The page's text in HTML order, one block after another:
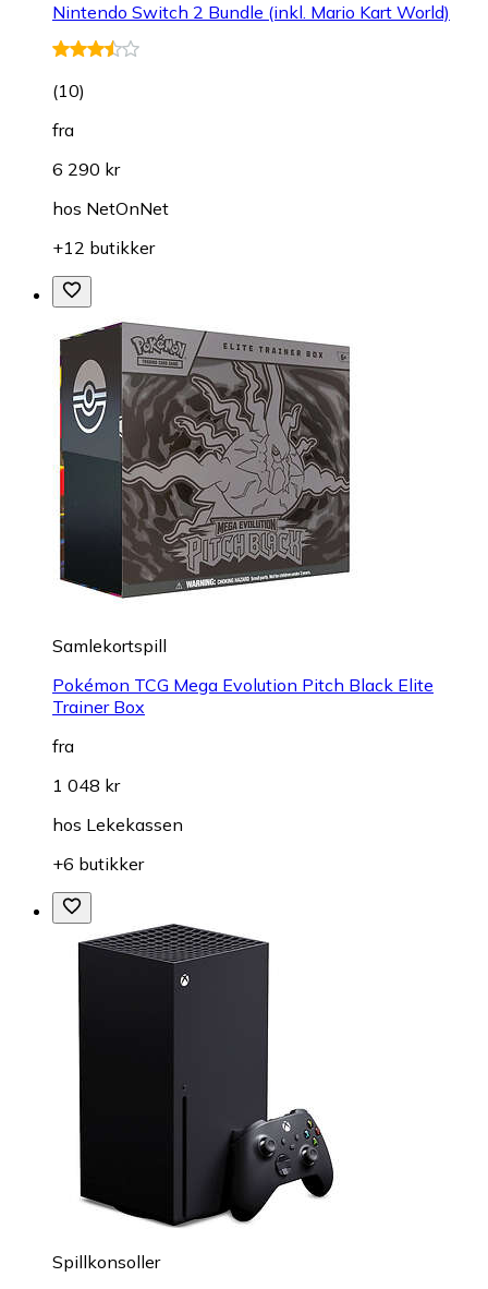
Nintendo Switch 2 Bundle (inkl. Mario Kart World)
(10)
fra
6 290 kr
hos NetOnNet
+12 butikker
Samlekortspill
Pokémon TCG Mega Evolution Pitch Black Elite
Trainer Box
fra
1 048 kr
hos Lekekassen
+6 butikker
Spillkonsoller